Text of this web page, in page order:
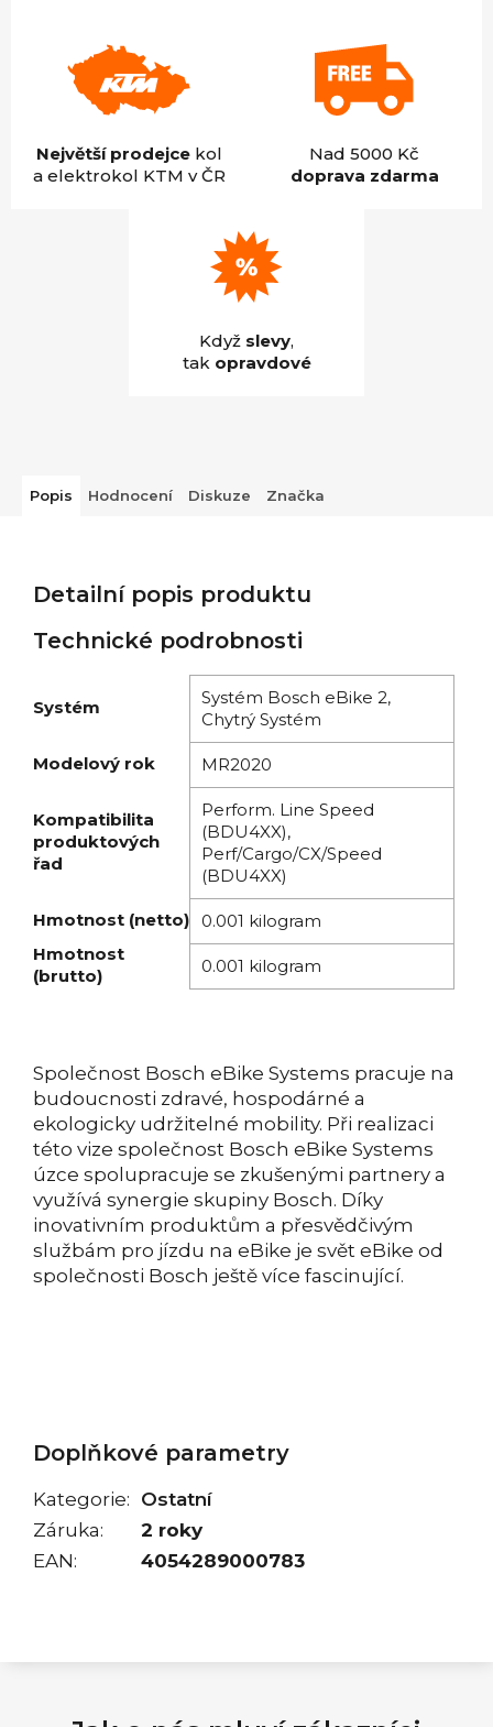
Největší prodejcekol
a elektrokol KTM v ČR
Nad 5000 Kč
doprava zdarma
Když slevy,
tak opravdové
Popis Hodnocení Diskuze Značka
Detailní popis produktu
Technické podrobnosti
Systém
Systém Bosch eBike 2,
Chytrý Systém
Modelový rok MR2020
Kompatibilita
produktových
řad
Perform. Line Speed
(BDU4XX),
Perf/Cargo/CX/Speed
(BDU4XX)
Hmotnost (netto) 0.001 kilogram
Hmotnost
(brutto)
0.001 kilogram
Společnost Bosch eBike Systems pracuje na
budoucnosti zdravé, hospodárné a
ekologicky udržitelné mobility. Při realizaci
této vize společnost Bosch eBike Systems
úzce spolupracuje se zkušenými partnery a
využívá synergie skupiny Bosch. Díky
inovativním produktům a přesvědčivým
službám pro jízdu na eBike je svět eBike od
společnosti Bosch ještě více fascinující.
Doplňkové parametry
Kategorie: Ostatní
Záruka:
2 roky
EAN: 4054289000783